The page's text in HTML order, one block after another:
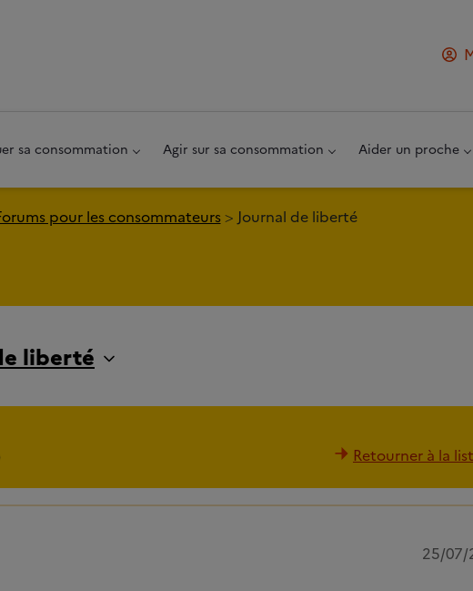
sa consommation Agir sur sa consommation Aider un proche
pour les consommateurs Journal de liberté
liberté
Retourner à la
25/07/